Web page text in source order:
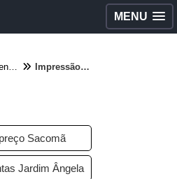
MENU
Embalagens diversas - Categoria Impressão de flyers preço Grajaú
Sacomã
Jardim Ângela